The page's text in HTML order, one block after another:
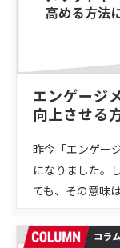
エンゲージ
向上させる
昨今「エンゲー
になりました。
ても、その意味